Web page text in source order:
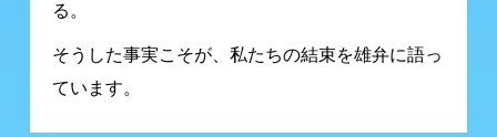
る。
そうした事実こそが、 私たちの結束を雄弁に語っ
ています。